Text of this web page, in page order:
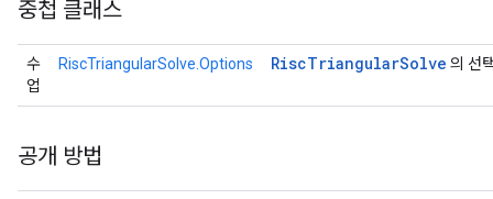
중첩 클래스
수
업
RiscTriangularSolve.Options RiscTriangularSolve 의 선
공개 방법